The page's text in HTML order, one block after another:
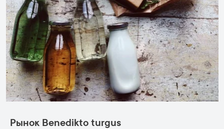
Zeroteka | Facebook picture
Рынок Benedikto turgus